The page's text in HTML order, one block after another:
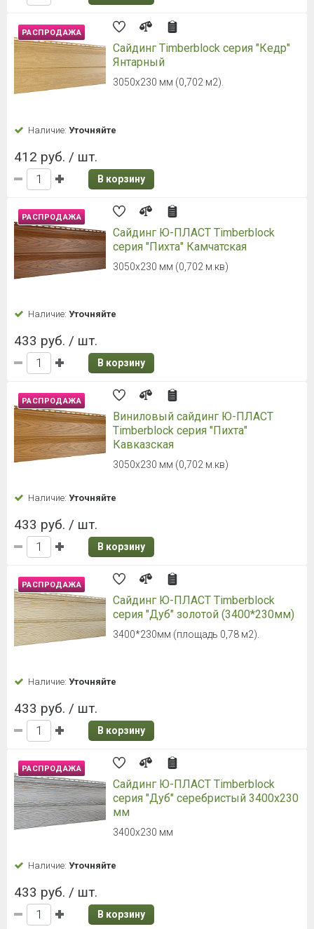
РАСПРОДАЖА
Сайдинг Timberblock серия "Кедр"
Янтарный
3050х230 мм (0,702 м2).
Наличие: Уточняйте
412 руб. / шт.
В корзину
РАСПРОДАЖА
Сайдинг Ю-ПЛАСТ Timberblock
серия "Пихта" Камчатская
3050х230 мм (0,702 м.кв)
Наличие: Уточняйте
433 руб. / шт.
В корзину
РАСПРОДАЖА
Виниловый сайдинг Ю-ПЛАСТ
Timberblock серия "Пихта"
Кавказская
3050х230 мм (0,702 м.кв)
Наличие: Уточняйте
433 руб. / шт.
В корзину
РАСПРОДАЖА
Сайдинг Ю-ПЛАСТ Timberblock
серия "Дуб" золотой (3400*230мм)
3400*230мм (площадь 0,78 м2).
Наличие: Уточняйте
433 руб. / шт.
В корзину
РАСПРОДАЖА
Сайдинг Ю-ПЛАСТ Timberblock
серия "Дуб" серебристый 3400х230
мм
3400х230 мм
Наличие: Уточняйте
433 руб. / шт.
В корзину